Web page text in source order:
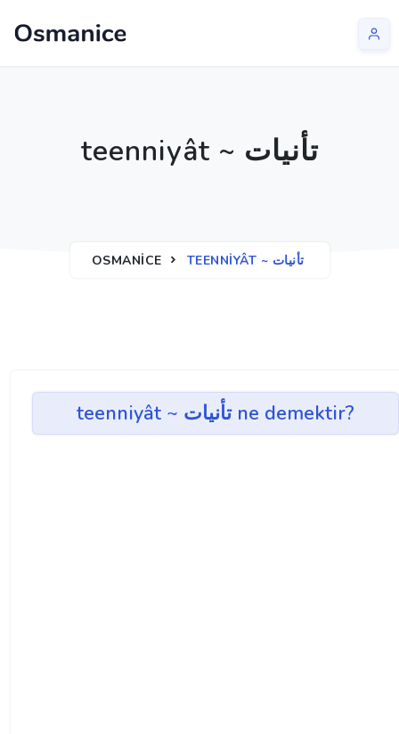
teenniyât ~ تأنيات
OSMANICE TEENNIYÂT ~ تأنيات
teenniyât ~ تأنيات ne demektir?